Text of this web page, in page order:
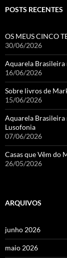
POSTS RECENTES
OS MEUS CINCO
30/06/2026
Aquarela Brasileira
16/06/2026
Sobre livros de
15/06/2026
Aquarela Brasileira
Lusofonia
07/06/2026
Casas que Vêm do
26/05/2026
ARQUIVOS
junho 2026
maio 2026